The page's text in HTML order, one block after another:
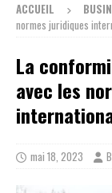
ACCUEIL
normes juridiques
La
avec les
mai 18, 2023